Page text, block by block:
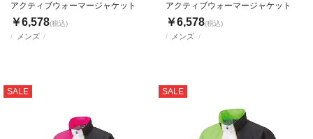
メンズ
アクティブウォーマージャケット
￥6,578(税込)
メンズ
アクティブウォーマージャケット
￥6,578(税込)
SALE SALE